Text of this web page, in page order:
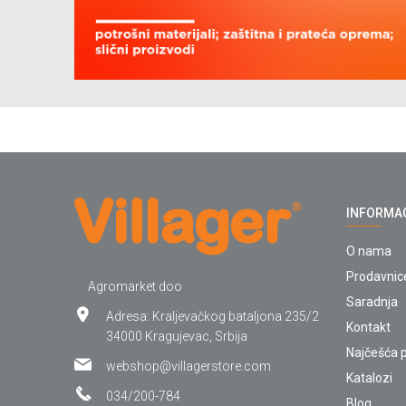
Agromarket doo
Adresa: Kraljevačkog bataljona 235/2
34000 Kragujevac, Srbija
webshop@villagerstore.com
034/200-784
O nama
Saradnja
Kontakt
Najčešća
Katalozi